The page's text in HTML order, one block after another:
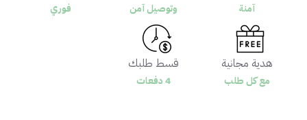
آمنة وتوصيل آمن فوري
هدية مجانية
مع كل طلب
قسط طلبك
4 دفعات